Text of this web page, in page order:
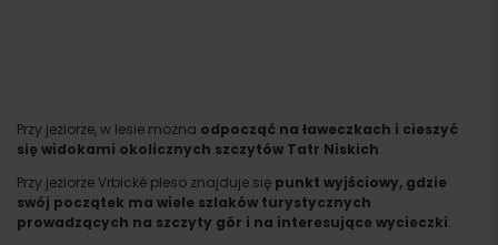
Przy jeziorze, w lesie można odpocząć na ławeczkach i cieszyć
się widokami okolicznych szczytów Tatr Niskich.
Przy jeziorze Vrbické pleso znajduje się punkt wyjściowy, gdzie
swój początek ma wiele szlaków turystycznych
prowadzących na szczyty gór i na interesujące wycieczki: